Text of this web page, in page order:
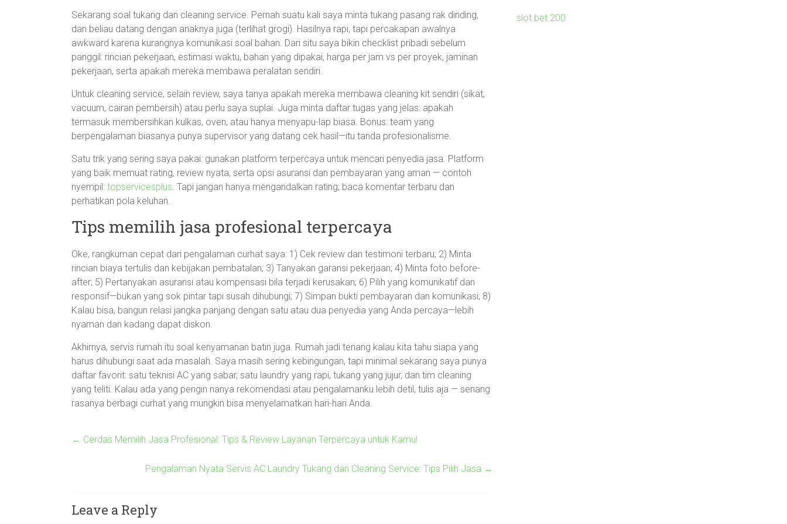
Sekarang soal tukang dan cleaning service. Pernah suatu kali saya minta tukang pasang rak dinding,
dan beliau datang dengan anaknya juga (terlihat grogi). Hasilnya rapi, tapi percakapan awalnya
awkward karena kurangnya komunikasi soal bahan. Dari situ saya bikin checklist pribadi sebelum
panggil: rincian pekerjaan, estimasi waktu, bahan yang dipakai, harga per jam vs per proyek, jaminan
pekerjaan, serta apakah mereka membawa peralatan sendiri.
Untuk cleaning service, selain review, saya tanya apakah mereka membawa cleaning kit sendiri (sikat,
vacuum, cairan pembersih) atau perlu saya suplai. Juga minta daftar tugas yang jelas: apakah
termasuk membersihkan kulkas, oven, atau hanya menyapu-lap biasa. Bonus: team yang
berpengalaman biasanya punya supervisor yang datang cek hasil—itu tanda profesionalisme.
Satu trik yang sering saya pakai: gunakan platform terpercaya untuk mencari penyedia jasa. Platform
yang baik memuat rating, review nyata, serta opsi asuransi dan pembayaran yang aman — contoh
nyempil: topservicesplus. Tapi jangan hanya mengandalkan rating; baca komentar terbaru dan
perhatikan pola keluhan.
Tips memilih jasa profesional terpercaya
Oke, rangkuman cepat dari pengalaman curhat saya: 1) Cek review dan testimoni terbaru; 2) Minta
rincian biaya tertulis dan kebijakan pembatalan; 3) Tanyakan garansi pekerjaan; 4) Minta foto before-
after; 5) Pertanyakan asuransi atau kompensasi bila terjadi kerusakan; 6) Pilih yang komunikatif dan
responsif—bukan yang sok pintar tapi susah dihubungi; 7) Simpan bukti pembayaran dan komunikasi; 8)
Kalau bisa, bangun relasi jangka panjang dengan satu atau dua penyedia yang Anda percaya—lebih
nyaman dan kadang dapat diskon.
Akhirnya, servis rumah itu soal kenyamanan batin juga. Rumah jadi tenang kalau kita tahu siapa yang
harus dihubungi saat ada masalah. Saya masih sering kebingungan, tapi minimal sekarang saya punya
daftar favorit: satu teknisi AC yang sabar, satu laundry yang rapi, tukang yang jujur, dan tim cleaning
yang teliti. Kalau ada yang pengin nanya rekomendasi atau pengalamanku lebih detil, tulis aja — senang
rasanya berbagi curhat yang mungkin bisa menyelamatkan hari-hari Anda.
← Cerdas Memilih Jasa Profesional: Tips & Review Layanan Terpercaya untuk Kamu!
Pengalaman Nyata Servis AC Laundry Tukang dan Cleaning Service: Tips Pilih Jasa →
Leave a Reply
slot bet 200